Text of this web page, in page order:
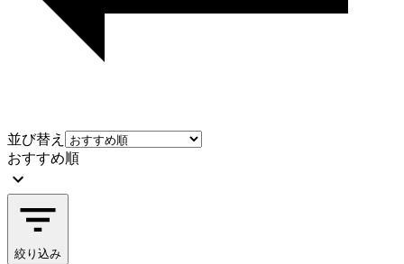
並び替え
おすすめ順
絞り込み